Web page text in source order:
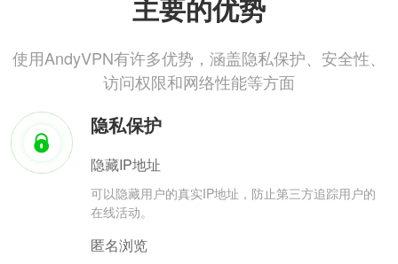
主要的优势
使用AndyVPN有许多优势，涵盖隐私保护、安全性、
访问权限和网络性能等方面
隐私保护
隐藏IP地址
可以隐藏用户的真实IP地址，防止第三方追踪用户的
在线活动。
匿名浏览